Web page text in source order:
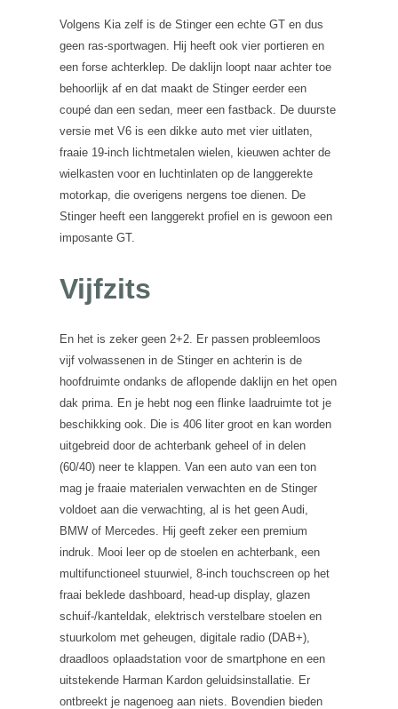
Volgens Kia zelf is de Stinger een echte GT en dus
geen ras-sportwagen. Hij heeft ook vier portieren en
een forse achterklep. De daklijn loopt naar achter toe
behoorlijk af en dat maakt de Stinger eerder een
coupé dan een sedan, meer een fastback. De duurste
versie met V6 is een dikke auto met vier uitlaten,
fraaie 19-inch lichtmetalen wielen, kieuwen achter de
wielkasten voor en luchtinlaten op de langgerekte
motorkap, die overigens nergens toe dienen. De
Stinger heeft een langgerekt profiel en is gewoon een
imposante GT.
Vijfzits
En het is zeker geen 2+2. Er passen probleemloos
vijf volwassenen in de Stinger en achterin is de
hoofdruimte ondanks de aflopende daklijn en het open
dak prima. En je hebt nog een flinke laadruimte tot je
beschikking ook. Die is 406 liter groot en kan worden
uitgebreid door de achterbank geheel of in delen
(60/40) neer te klappen. Van een auto van een ton
mag je fraaie materialen verwachten en de Stinger
voldoet aan die verwachting, al is het geen Audi,
BMW of Mercedes. Hij geeft zeker een premium
indruk. Mooi leer op de stoelen en achterbank, een
multifunctioneel stuurwiel, 8-inch touchscreen op het
fraai beklede dashboard, head-up display, glazen
schuif-/kanteldak, elektrisch verstelbare stoelen en
stuurkolom met geheugen, digitale radio (DAB+),
draadloos oplaadstation voor de smartphone en een
uitstekende Harman Kardon geluidsinstallatie. Er
ontbreekt je nagenoeg aan niets. Bovendien bieden